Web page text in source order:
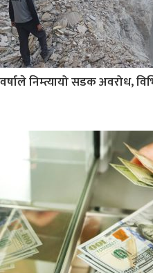
वर्षाले निम्त्यायो सडक अवरोध,